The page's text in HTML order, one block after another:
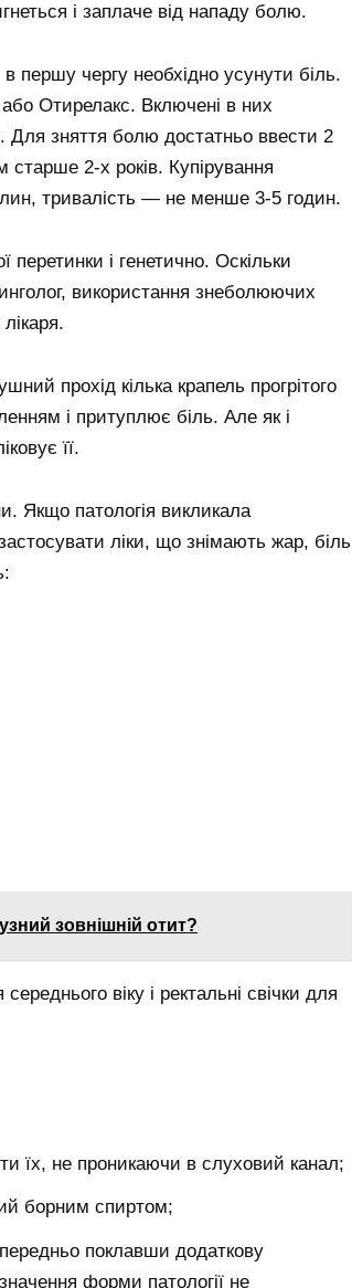
і заплаче від нападу болю.
чергу необхідно усунути біль.
Отирелакс. Включені в них
Для зняття болю достатньо ввести 2
старше 2-х років. Купірування
тривалість — не менше 3-5 годин.
і генетично. Оскільки
використання знеболюючих
прохід кілька крапель прогрітого
і притуплює біль. Але як і
її.
Якщо патологія викликала
ліки, що знімають жар, біль
зовнішній отит?
віку і ректальні свічки для
їх, не проникаючи в слуховий канал;
борним спиртом;
поклавши додаткову
форми патології не